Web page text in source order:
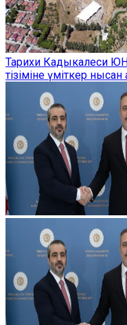
Тарихи Кадыкалеси
тізіміне үміткер